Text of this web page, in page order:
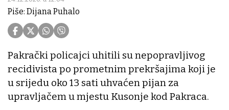
Piše: Dijana Puhalo
Pakrački policajci uhitili su nepopravljivog
recidivista po prometnim prekršajima koji je
u srijedu oko 13 sati uhvaćen pijan za
upravljačem u mjestu Kusonje kod Pakraca.